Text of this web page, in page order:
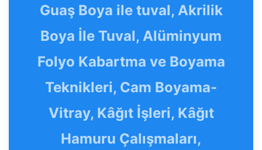
Guaş Boya ile tuval, Akrilik
Boya İle Tuval, Alüminyum
Folyo Kabartma ve Boyama
Teknikleri, Cam Boyama-
Vitray, Kâğıt İşleri, Kâğıt
Hamuru Çalışmaları,